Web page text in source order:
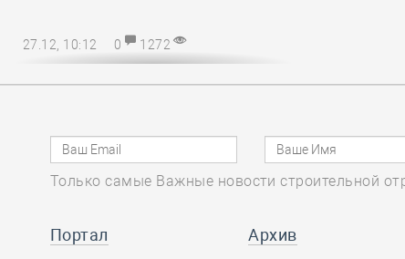
27.12, 10:12 0 1272
расходов на охрану труда
отметил, что объём
Только самые Важные новости строительной
Портал Архив